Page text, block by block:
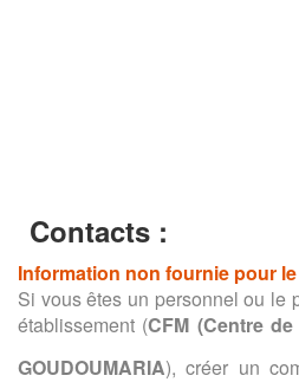
Contacts :
Information non fournie pour
Si vous êtes un personnel ou le
établissement (CFM (Centre
GOUDOUMARIA), créer un